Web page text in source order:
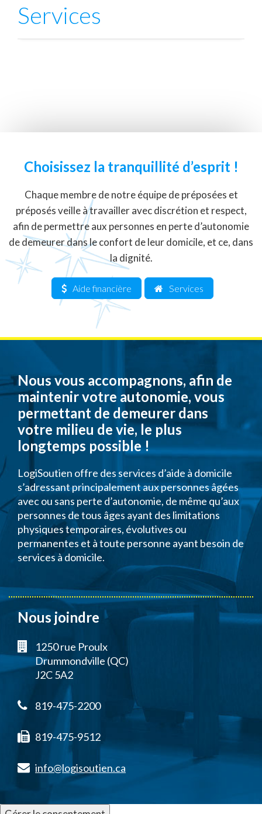
Services
Choisissez la tranquillité d’esprit !
Chaque membre de notre équipe de préposées et
préposés veille à travailler avec discrétion et respect,
afin de permettre aux personnes en perte d’autonomie
de demeurer dans le confort de leur domicile, et ce, dans
la dignité.
Aide financière Services
Nous vous accompagnons, afin de
maintenir votre autonomie, vous
permettant de demeurer dans
votre milieu de vie, le plus
longtemps possible !
LogiSoutien offre des services d’aide à domicile
s’adressant principalement aux personnes âgées
avec ou sans perte d’autonomie, de même qu’aux
personnes de tous âges ayant des limitations
physiques temporaires, évolutives ou
permanentes et à toute personne ayant besoin de
services à domicile.
Nous joindre
1250 rue Proulx
Drummondville (QC)
J2C 5A2
819-475-2200
819-475-9512
info@logisoutien.ca